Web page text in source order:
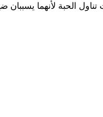
الحبة لأنهما يسببان